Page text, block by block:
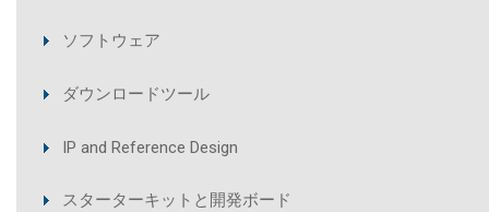
ソフトウェア
ダウンロードツール
IP and Reference Design
スターターキットと開発ボード